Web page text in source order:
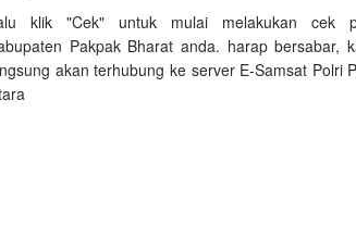
klik "Cek" untuk mulai melakukan cek
Pakpak Bharat anda. harap bersabar,
akan terhubung ke server E-Samsat Polri